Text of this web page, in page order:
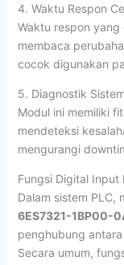
4. Waktu Respon
Waktu respon
membaca
cocok digunakan
5. Diagnostik Sistem
Modul ini memiliki
mendeteksi
mengurangi
Fungsi Digital Input
Dalam sistem PLC,
6ES7321-1BP00-
penghubung
Secara umum,